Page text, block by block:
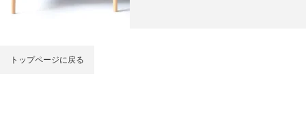
トップページに戻る